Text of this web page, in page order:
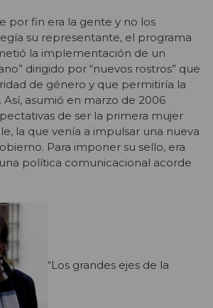
por fin era la gente y no los
su representante, el programa
la implementación de un
dirigido por “nuevos rostros” que
de género y que permitiría la
asumió en marzo de 2006
de ser la primera mujer
la que venía a impulsar una nueva
Para imponer su sello, era
política comunicacional acorde
“Los grandes ejes de la